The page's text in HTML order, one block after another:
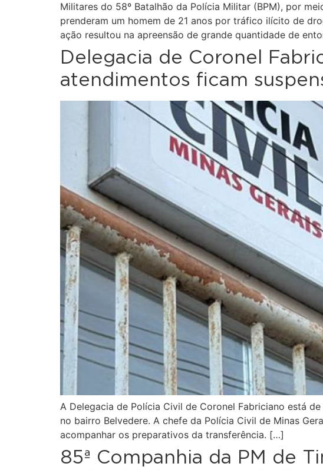
Militares do 58º Batalhão da Polícia Militar (BPM), por
prenderam um homem de 21 anos por tráfico ilícito de
ação resultou na apreensão de grande quantidade de
Delegacia de Coronel
atendimentos ficam
A Delegacia de Polícia Civil de Coronel Fabriciano está
no bairro Belvedere. A chefe da Polícia Civil de Minas
acompanhar os preparativos da transferência. […]
85ª Companhia da PM de